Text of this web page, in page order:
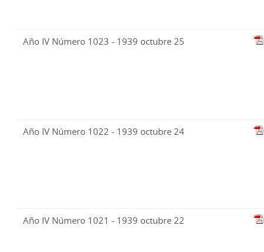
Año IV Número 1023 - 1939 octubre 25
Año IV Número 1022 - 1939 octubre 24
Año IV Número 1021 - 1939 octubre 22